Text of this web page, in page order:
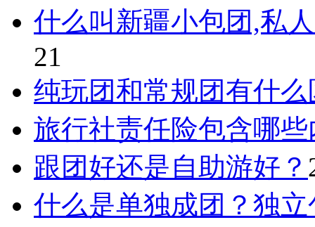
什么叫新疆小包团,私
21
纯玩团和常规团有什
旅行社责任险包含哪
跟团好还是自助游好？
什么是单独成团？独立